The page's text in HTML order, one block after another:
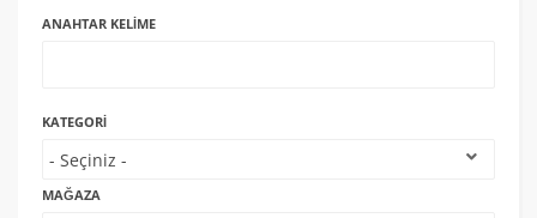
ANAHTAR KELIME
KATEGORI
MAĞAZA